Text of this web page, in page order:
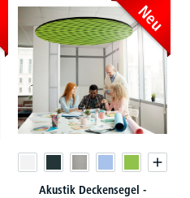
Neu
Akustik Deckensegel -